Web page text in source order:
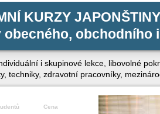
KURZY
obecného, obchodního
i skupinové lekce, libovolné
techniky, zdravotní pracovníky,
Cena